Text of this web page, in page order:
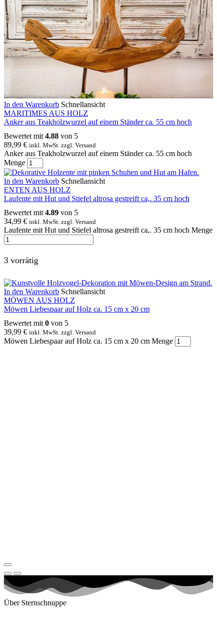
In den Warenkorb Schnellansicht
MARITIMES AUS HOLZ
Anker aus Teakholzwurzel auf einem Ständer ca. 55 cm hoch
Bewertet mit 4.88 von 5
89,99 € inkl. MwSt. zzgl. Versand
Anker aus Teakholzwurzel auf einem Ständer ca. 55 cm hoch
Menge
In den Warenkorb Schnellansicht
ENTEN AUS HOLZ
Laufente mit Hut und Stiefel altrosa gestreift ca,. 35 cm hoch
Bewertet mit 4.89 von 5
34,99 € inkl. MwSt. zzgl. Versand
Laufente mit Hut und Stiefel altrosa gestreift ca,. 35 cm hoch Menge
3 vorrätig
In den Warenkorb Schnellansicht
MÖWEN AUS HOLZ
Möwen Liebespaar auf Holz ca. 15 cm x 20 cm
Bewertet mit0 von 5
39,99 € inkl. MwSt. zzgl. Versand
Möwen Liebespaar auf Holz ca. 15 cm x 20 cm Menge
Über Sternschnuppe